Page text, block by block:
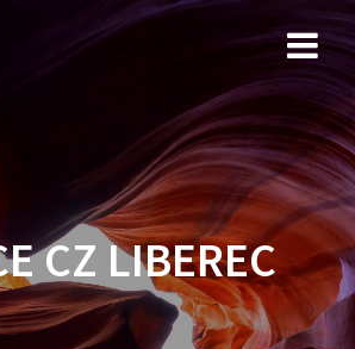
Przejdź
do
CZ LIBEREC